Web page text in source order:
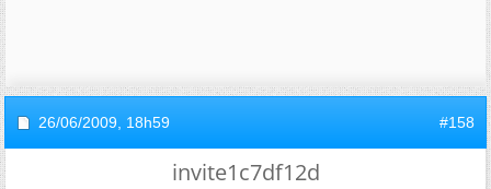
26/06/2009, 18h59 #158
invite1c7df12d